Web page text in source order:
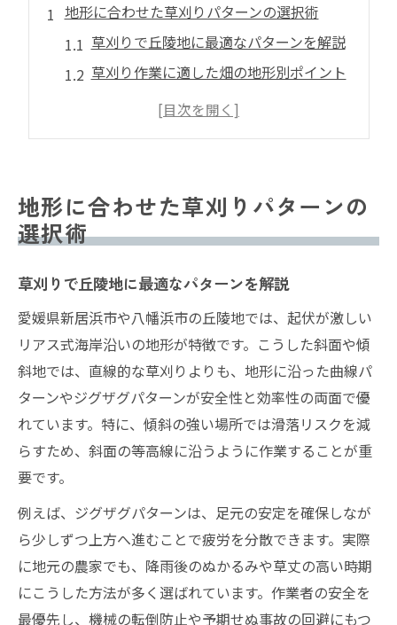
地形に合わせた草刈りパターンの選択術
草刈りで丘陵地に最適なパターンを解説
草刈り作業に適した畑の地形別ポイント
草刈りのパターン選びが作業効率を左右
草刈りの効率を高める実践的ポイント
草刈りの効率化に役立つ現場の工夫
草刈りパターンを変えて時短作業を実現
草刈り作業負担を減らすコツとポイント
草刈りの効率が上がる道具の使い方
草刈りパターンごとの作業時間比較法
複雑な畑地で草刈り作業を楽にするコツ
草刈りで曲線パターンが活躍する場面
草刈りのジグザグ法で畑地を効率管理
草刈りパターンを使い分けて作業効率UP
草刈りの組み合わせ技で負担を軽減する
急斜面対応の草刈りパターン徹底ガイド
草刈りで急斜面も安全に作業する方法
草刈りパターンで斜面に対応するコツ
地形に合わせた草刈りパターンの
選択術
草刈りで丘陵地に最適なパターンを解説
愛媛県新居浜市や八幡浜市の丘陵地では、起伏が激しい
リアス式海岸沿いの地形が特徴です。こうした斜面や傾
斜地では、直線的な草刈りよりも、地形に沿った曲線パ
ターンやジグザグパターンが安全性と効率性の両面で優
れています。特に、傾斜の強い場所では滑落リスクを減
らすため、斜面の等高線に沿うように作業することが重
要です。
例えば、ジグザグパターンは、足元の安定を確保しなが
ら少しずつ上方へ進むことで疲労を分散できます。実際
に地元の農家でも、降雨後のぬかるみや草丈の高い時期
にこうした方法が多く選ばれています。作業者の安全を
最優先し、機械の転倒防止や予期せぬ事故の回避にもつ